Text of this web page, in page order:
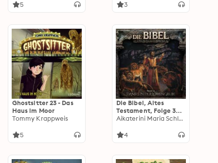
5 3
Ghostsitter 23 - Das
Haus im Moor
Tommy Krappweis
5
Die Bibel, Altes
Testament, Folge 34:
Daniel in der
(ungekürzt)
Aikaterini Maria Schlösser
4